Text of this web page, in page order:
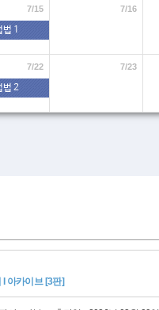
7/15 7/16
법 1
7/22 7/23
법 2
I 아카이브 [3판]